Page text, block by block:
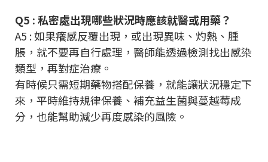
Q5 : 私密處出現哪些狀況時應該就醫或用藥？
A5 : 如果癢感反覆出現，或出現異味、灼熱、腫
脹，就不要再自行處理，醫師能透過檢測找出感染
類型，再對症治療。
有時候只需短期藥物搭配保養，就能讓狀況穩定下
來，平時維持規律保養、補充益生菌與蔓越莓成
分，也能幫助減少再度感染的風險。